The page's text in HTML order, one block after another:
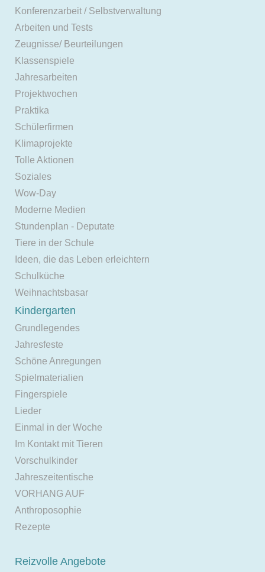
Konferenzarbeit / Selbstverwaltung
Arbeiten und Tests
Zeugnisse/ Beurteilungen
Klassenspiele
Jahresarbeiten
Projektwochen
Praktika
Schülerfirmen
Klimaprojekte
Tolle Aktionen
Soziales
Wow-Day
Moderne Medien
Stundenplan - Deputate
Tiere in der Schule
Ideen, die das Leben erleichtern
Schulküche
Weihnachtsbasar
Kindergarten
Grundlegendes
Jahresfeste
Schöne Anregungen
Spielmaterialien
Fingerspiele
Lieder
Einmal in der Woche
Im Kontakt mit Tieren
Vorschulkinder
Jahreszeitentische
VORHANG AUF
Anthroposophie
Rezepte
Reizvolle Angebote